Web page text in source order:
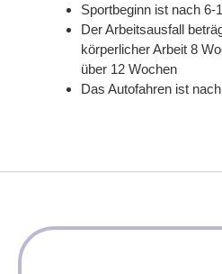
Sportbeginn ist nach 6-
Der Arbeitsausfall
körperlicher Arbeit 8
über 12 Wochen
Das Autofahren ist